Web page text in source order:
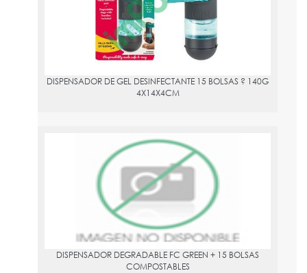
DISPENSADOR DE GEL DESINFECTANTE 15 BOLSAS ? 140G
4X14X4CM
DISPENSADOR DEGRADABLE FC GREEN + 15 BOLSAS
COMPOSTABLES
Dispensador para perros con 15 bolsas compostables, orientado
a la recogida de excrementos durante el paseo. Presenta
formato compacto de accesorio de uso diario y combina un
dispensador degradable con bolsas compostables para facilitar
el transporte y la reposición. Producto de la línea FC Green,
pensado para tutores de perro que buscan una solución práctica
DISPENSADOR DEGRADABLE FC GREEN + 15 BOLSAS
COMPOSTABLES